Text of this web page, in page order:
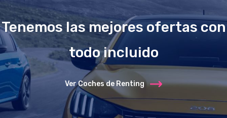
Tenemos las mejores ofertas con
todo incluido
Ver Coches de Renting